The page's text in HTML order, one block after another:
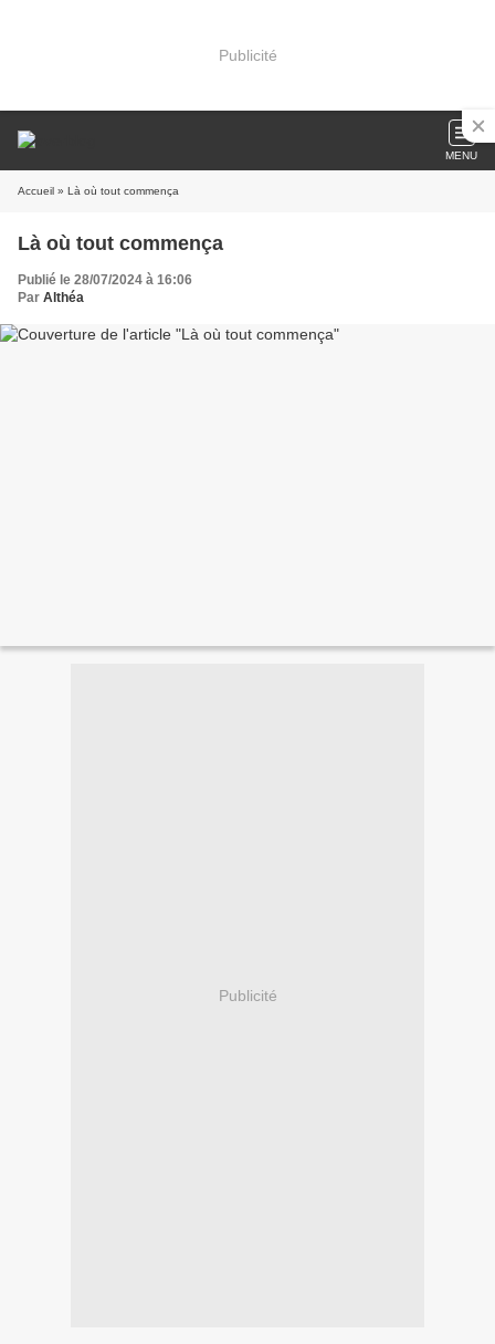
Publicité
MENU
Accueil » Là où tout commença
Là où tout commença
Publié le 28/07/2024 à 16:06
Par Althéa
Publicité